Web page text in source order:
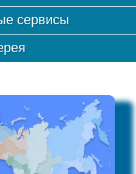
и требования
и оснащенность
Доступная среда
сервисы